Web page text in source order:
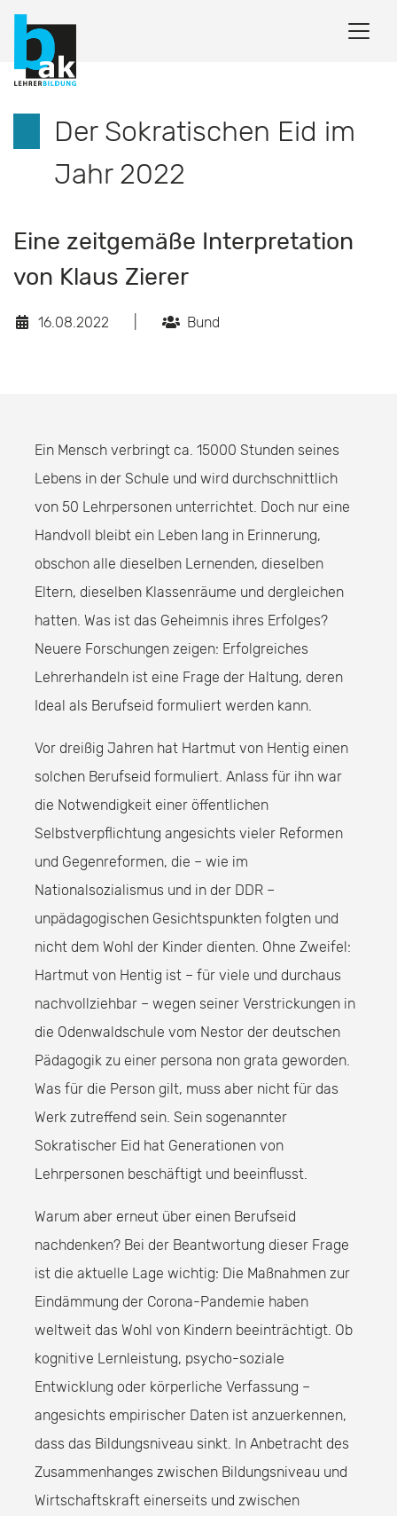
Der Sokratischen Eid im
Jahr 2022
Eine zeitgemäße Interpretation
von Klaus Zierer
16.08.2022 Bund
Ein Mensch verbringt ca. 15000 Stunden seines
Lebens in der Schule und wird durchschnittlich
von 50 Lehrpersonen unterrichtet. Doch nur eine
Handvoll bleibt ein Leben lang in Erinnerung,
obschon alle dieselben Lernenden, dieselben
Eltern, dieselben Klassenräume und dergleichen
hatten. Was ist das Geheimnis ihres Erfolges?
Neuere Forschungen zeigen: Erfolgreiches
Lehrerhandeln ist eine Frage der Haltung, deren
Ideal als Berufseid formuliert werden kann.
Vor dreißig Jahren hat Hartmut von Hentig einen
solchen Berufseid formuliert. Anlass für ihn war
die Notwendigkeit einer öffentlichen
Selbstverpflichtung angesichts vieler Reformen
und Gegenreformen, die – wie im
Nationalsozialismus und in der DDR –
unpädagogischen Gesichtspunkten folgten und
nicht dem Wohl der Kinder dienten. Ohne Zweifel:
Hartmut von Hentig ist – für viele und durchaus
nachvollziehbar – wegen seiner Verstrickungen in
die Odenwaldschule vom Nestor der deutschen
Pädagogik zu einer persona non grata geworden.
Was für die Person gilt, muss aber nicht für das
Werk zutreffend sein. Sein sogenannter
Sokratischer Eid hat Generationen von
Lehrpersonen beschäftigt und beeinflusst.
Warum aber erneut über einen Berufseid
nachdenken? Bei der Beantwortung dieser Frage
ist die aktuelle Lage wichtig: Die Maßnahmen zur
Eindämmung der Corona-Pandemie haben
weltweit das Wohl von Kindern beeinträchtigt. Ob
kognitive Lernleistung, psycho-soziale
Entwicklung oder körperliche Verfassung –
angesichts empirischer Daten ist anzuerkennen,
dass das Bildungsniveau sinkt. In Anbetracht des
Zusammenhanges zwischen Bildungsniveau und
Wirtschaftskraft einerseits und zwischen